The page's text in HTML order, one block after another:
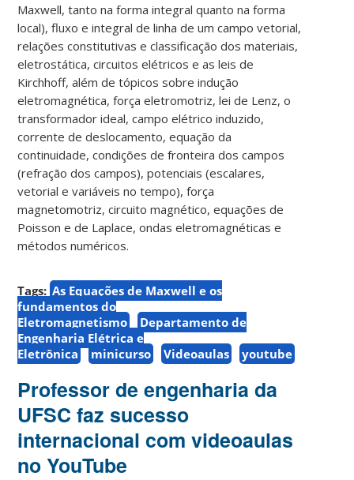
Maxwell, tanto na forma integral quanto na forma
local), fluxo e integral de linha de um campo vetorial,
relações constitutivas e classificação dos materiais,
eletrostática, circuitos elétricos e as leis de
Kirchhoff, além de tópicos sobre indução
eletromagnética, força eletromotriz, lei de Lenz, o
transformador ideal, campo elétrico induzido,
corrente de deslocamento, equação da
continuidade, condições de fronteira dos campos
(refração dos campos), potenciais (escalares,
vetorial e variáveis no tempo), força
magnetomotriz, circuito magnético, equações de
Poisson e de Laplace, ondas eletromagnéticas e
métodos numéricos.
Tags: As Equações de Maxwell e os
fundamentos do
Eletromagnetismo
Departamento de
Engenharia Elétrica e
Eletrônica
minicurso Videoaulas youtube
Professor de engenharia da
UFSC faz sucesso
internacional com videoaulas
no YouTube